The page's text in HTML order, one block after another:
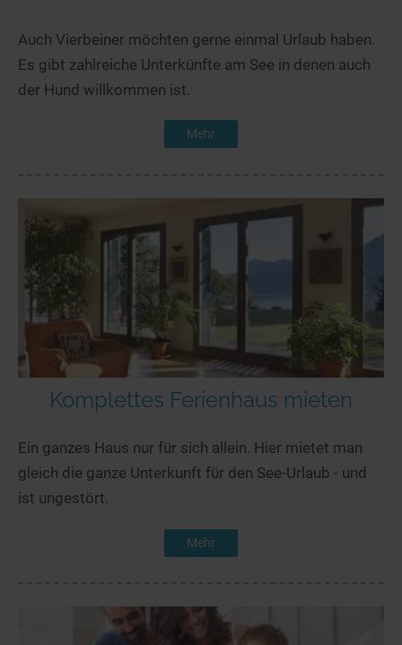
Auch Vierbeiner möchten gerne einmal Urlaub haben.
Es gibt zahlreiche Unterkünfte am See in denen auch
der Hund willkommen ist.
Mehr
Komplettes Ferienhaus mieten
Ein ganzes Haus nur für sich allein. Hier mietet man
gleich die ganze Unterkunft für den See-Urlaub - und
ist ungestört.
Mehr